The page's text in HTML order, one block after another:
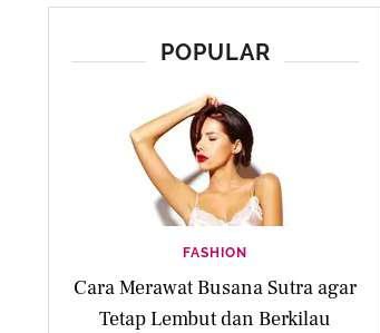
POPULAR
FASHION
Cara Merawat Busana Sutra agar
Tetap Lembut dan Berkilau